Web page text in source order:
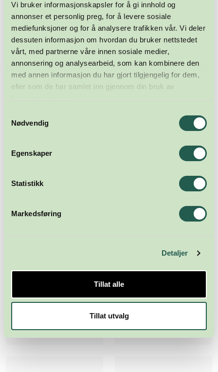
Vi bruker informasjonskapsler for å gi innhold og
annonser et personlig preg, for å levere sosiale
mediefunksjoner og for å analysere trafikken vår. Vi deler
dessuten informasjon om hvordan du bruker nettstedet
vårt, med partnerne våre innen sosiale medier,
annonsering og analysearbeid, som kan kombinere den
med annen informasjon du har gjort tilgjengelig for dem,
eller som de har samlet inn gjennom din bruk av
Nødvendig
Egenskaper
Statistikk
Markedsføring
Detaljer
Tillat alle
Tillat utvalg